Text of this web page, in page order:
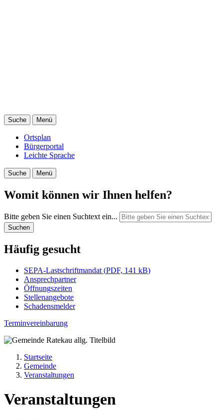
Suche Menü
Ortsplan
Bürgerportal
Leichte Sprache
Suche Menü
Womit können wir Ihnen helfen?
Bitte geben Sie einen Suchtext ein...
Suchen
Häufig gesucht
SEPA-Lastschriftmandat (PDF, 141 kB)
Ansprechpartner
Öffnungszeiten
Stellenangebote
Schadensmelder
Terminvereinbarung
Startseite
Gemeinde
Veranstaltungen
Veranstaltungen